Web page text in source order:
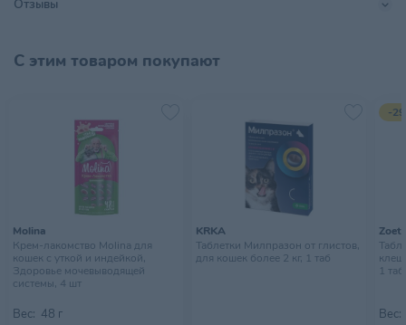
Отзывы
С этим товаром покупают
Molina
Крем-лакомство Molina для
кошек с уткой и индейкой,
Здоровье мочевыводящей
системы, 4 шт
Вес: 48 г
KRKA
Таблетки Милпразон от глистов,
для кошек более 2 кг, 1 таб
-
1
Вес: